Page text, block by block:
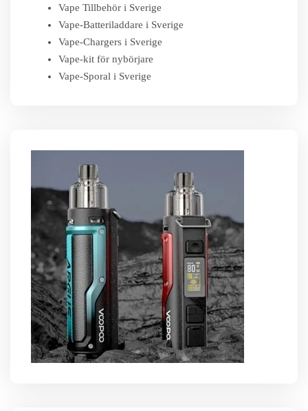
Vape Tillbehör i Sverige
Vape-Batteriladdare i Sverige
Vape-Chargers i Sverige
Vape-kit för nybörjare
Vape-Sporal i Sverige